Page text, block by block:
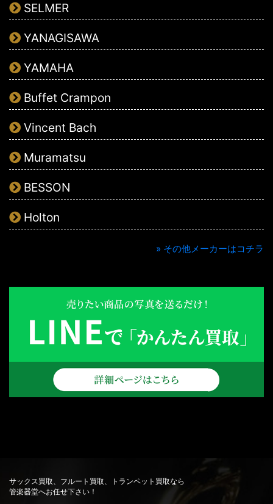
SELMER
YANAGISAWA
YAMAHA
Buffet Crampon
Vincent Bach
Muramatsu
BESSON
Holton
» その他メーカーはコチラ
サックス買取、フルート買取、トランペット買取なら
管楽器堂へお任せ下さい！